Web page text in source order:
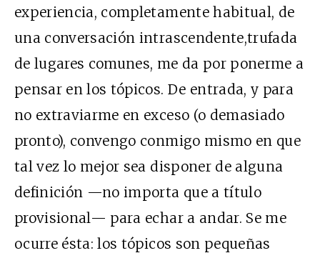
experiencia, completamente habitual, de
una conversación intrascendente,trufada
de lugares comunes, me da por ponerme a
pensar en los tópicos. De entrada, y para
no extraviarme en exceso (o demasiado
pronto), convengo conmigo mismo en que
tal vez lo mejor sea disponer de alguna
definición —no importa que a título
provisional— para echar a andar. Se me
ocurre ésta: los tópicos son pequeñas